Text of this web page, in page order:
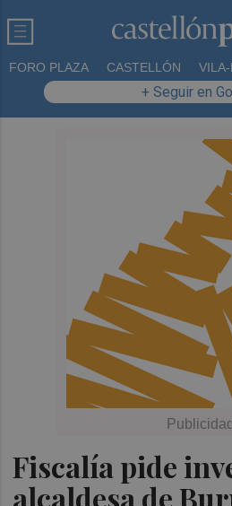
FORO PLAZA CASTELLÓN VILA-
+ Seguir en
Fiscalía pide
alcaldesa de